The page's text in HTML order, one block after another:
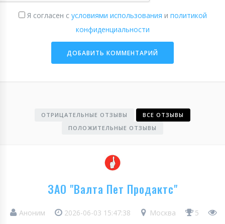
Я согласен с условиями использования и политикой
конфиденциальности
ОТРИЦАТЕЛЬНЫЕ ОТЗЫВЫ
ВСЕ ОТЗЫВЫ
ПОЛОЖИТЕЛЬНЫЕ ОТЗЫВЫ
ЗАО "Валта Пет Продактс"
Аноним 2026-06-03 15:47:38 Москва
5